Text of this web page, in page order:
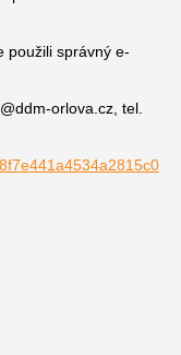
použili správný e-
orlova.cz, tel.